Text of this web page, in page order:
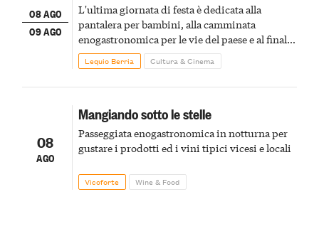
08 AGO
09 AGO
L'ultima giornata di festa è dedicata alla
pantalera per bambini, alla camminata
enogastronomica per le vie del paese e al finale
pirotecnico
Lequio Berria Cultura & Cinema
08
AGO
Mangiando sotto le stelle
Passeggiata enogastronomica in notturna per
gustare i prodotti ed i vini tipici vicesi e locali
Vicoforte Wine & Food